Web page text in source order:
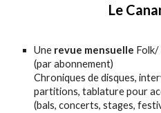
Le
Une revue mensuelle Folk/
(par abonnement)
Chroniques de disques,
partitions, tablature pour
(bals, concerts, stages,